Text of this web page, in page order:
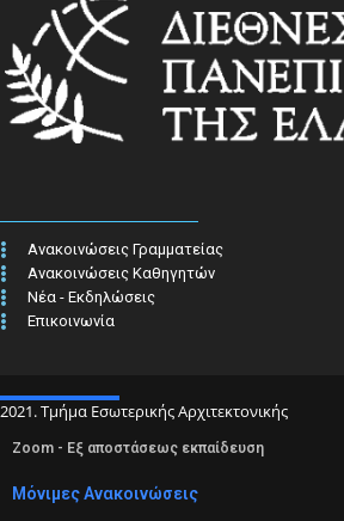
Ανακοινώσεις Γραμματείας
Ανακοινώσεις Καθηγητών
Νέα - Εκδηλώσεις
Επικοινωνία
2021. Τμήμα Εσωτερικής Αρχιτεκτονικής
Zoom - Εξ αποστάσεως εκπαίδευση
Μόνιμες Ανακοινώσεις